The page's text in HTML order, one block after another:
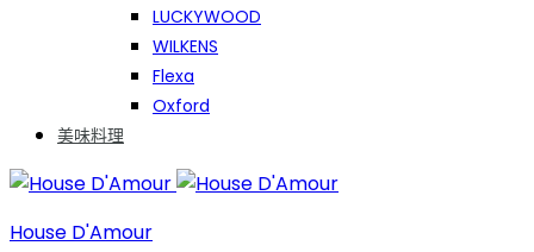
LUCKYWOOD
WILKENS
Flexa
Oxford
美味料理
House D'Amour